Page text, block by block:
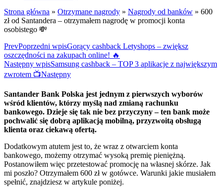
Strona główna » Otrzymane nagrody » Nagrody od banków » 600
zł od Santandera – otrzymałem nagrodę w promocji konta
osobistego 💸
PrevPoprzedni wpisGorący cashback Letyshops – zwiększ
oszczędności na zakupach online! 🔥
Następny wpisSamsung cashback – TOP 3 aplikacje z największym
zwrotem 📺Następny
Santander Bank Polska jest jednym z pierwszych wyborów
wśród klientów, którzy myślą nad zmianą rachunku
bankowego. Dzieje się tak nie bez przyczyny – ten bank może
pochwalić się dobrą aplikacją mobilną, przyzwoitą obsługą
klienta oraz ciekawą ofertą.
Dodatkowym atutem jest to, że wraz z otwarciem konta
bankowego, możemy otrzymać wysoką premię pieniężną.
Postanowiłem więc przetestować promocję na własnej skórze. Jak
mi poszło? Otrzymałem 600 zł w gotówce. Warunki jakie musiałem
spełnić, znajdziesz w artykule poniżej.